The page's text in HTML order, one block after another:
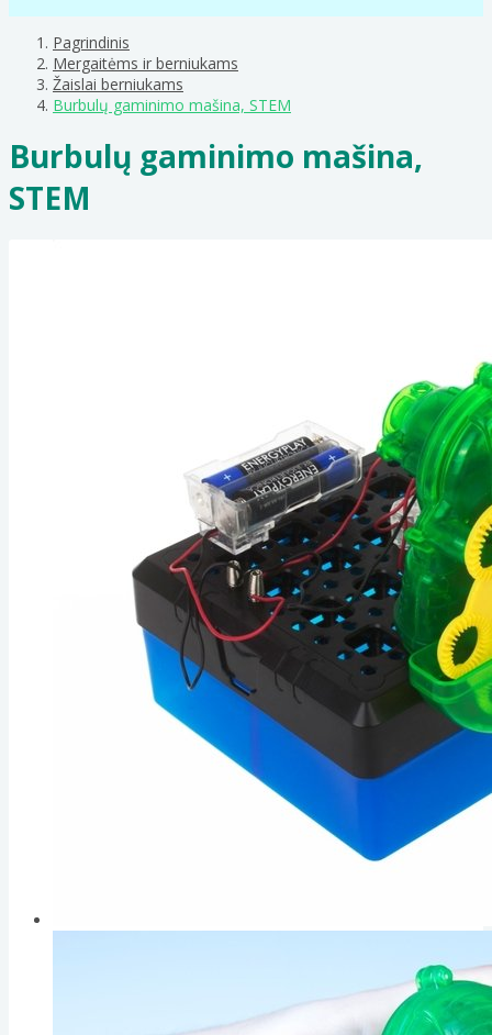
Pagrindinis
Mergaitėms ir berniukams
Žaislai berniukams
Burbulų gaminimo mašina, STEM
Burbulų gaminimo mašina,
STEM